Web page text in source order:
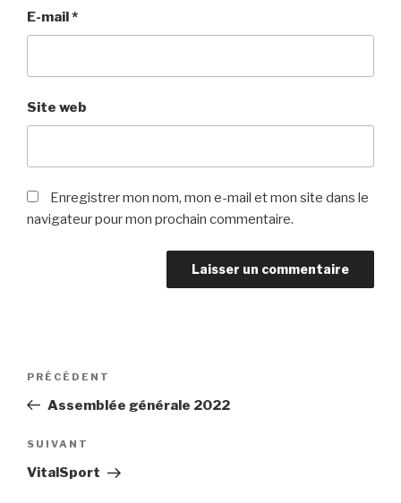
E-mail*
Site web
Enregistrer mon nom, mon e-mail et mon site dans le
navigateur pour mon prochain commentaire.
Navigation
l’article
Article
précédent
PRÉCÉDENT
Assemblée générale 2022
Article
suivant
SUIVANT
VitalSport